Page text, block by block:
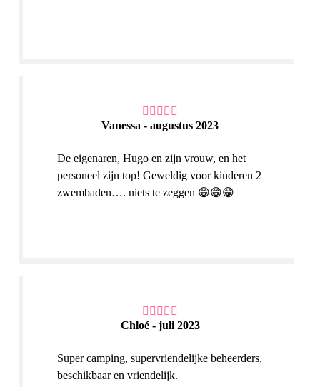
Vanessa - augustus 2023
De eigenaren, Hugo en zijn vrouw, en het
personeel zijn top! Geweldig voor kinderen 2
zwembaden…. niets te zeggen 😁😁😁
Chloé - juli 2023
Super camping, supervriendelijke beheerders,
beschikbaar en vriendelijk.